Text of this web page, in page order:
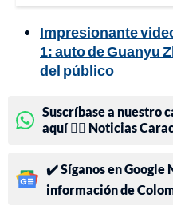
Impresionante
1: auto de Guanyu
del público
Suscríbase a nuestro
aquí 👉🏻 Noticias
✔️ Síganos en Google
información de